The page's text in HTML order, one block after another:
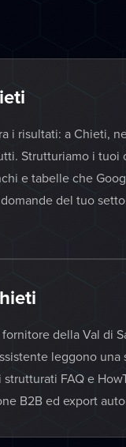
i risultati: a Chieti,
Strutturiamo i
e tabelle che
del tuo
della Val di
leggono una
FAQ e
B2B ed export